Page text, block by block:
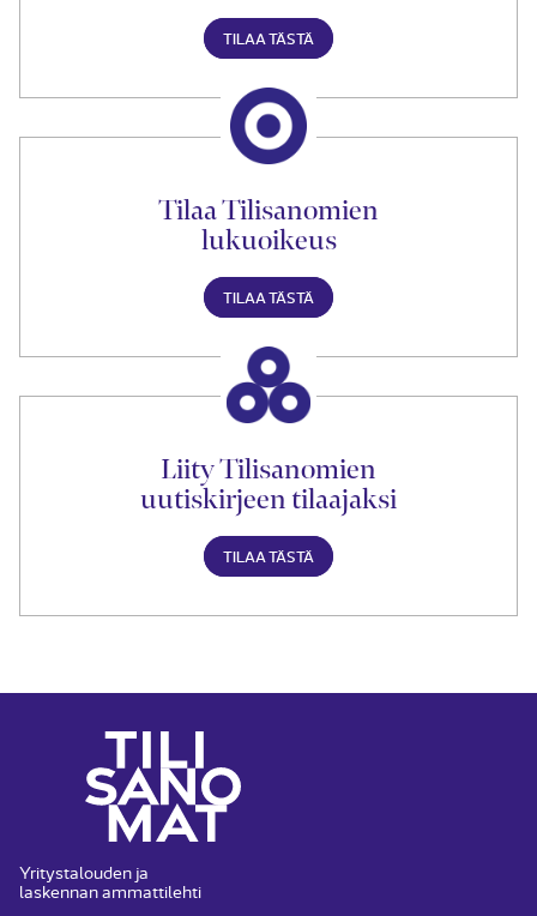
TILAA TÄSTÄ
Tilaa Tilisanomien
lukuoikeus
TILAA TÄSTÄ
Liity Tilisanomien
uutiskirjeen tilaajaksi
TILAA TÄSTÄ
Yritystalouden ja
laskennan ammattilehti